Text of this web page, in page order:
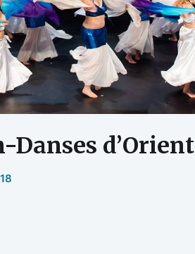
Danses d’Orient